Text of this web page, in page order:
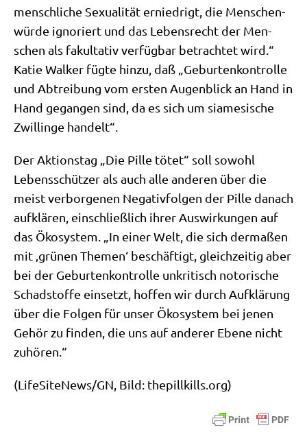
mensch­li­che Sexua­li­tät ernied­rigt, die Men­schen­
wür­de igno­riert und das Lebens­recht der Men­
schen als fakul­ta­tiv ver­füg­bar betrach­tet wird.“
Katie Wal­ker füg­te hin­zu, daß „Gebur­ten­kon­trol­le
und Abtrei­bung vom ersten Augen­blick an Hand in
Hand gegan­gen sind, da es sich um sia­me­si­sche
Zwil­lin­ge handelt“.
Der Akti­ons­tag „Die Pil­le tötet“ soll sowohl
Lebens­schüt­zer als auch alle ande­ren über die
meist ver­bor­ge­nen Nega­tiv­fol­gen der Pil­le danach
auf­klä­ren, ein­schließ­lich ihrer Aus­wir­kun­gen auf
das Öko­sy­stem. „In einer Welt, die sich der­ma­ßen
mit ‚grü­nen The­men‘ beschäf­tigt, gleich­zei­tig aber
bei der Gebur­ten­kon­trol­le unkri­tisch noto­ri­sche
Schad­stof­fe ein­setzt, hof­fen wir durch Auf­klä­rung
über die Fol­gen für unser Öko­sy­stem bei jenen
Gehör zu fin­den, die uns auf ande­rer Ebe­ne nicht
zuhören.“
(LifeSiteNews/​GN, Bild: the​pill​kills​.org)